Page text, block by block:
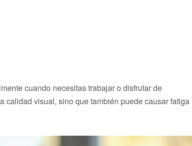
cuando necesitas trabajar o disfrutar de
calidad visual, sino que también puede causar fatiga